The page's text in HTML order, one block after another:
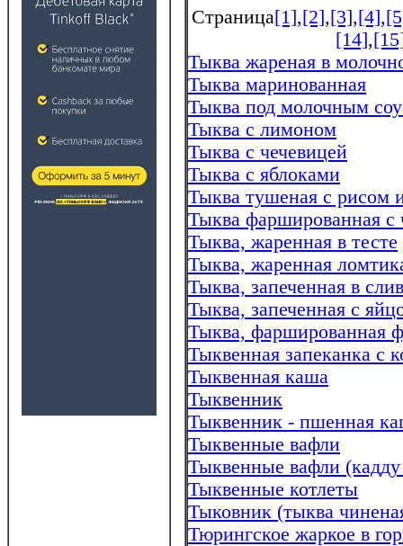
Страница[1],[2],[3],[4],
[14],
Тыква жареная в
Тыква маринованная
Тыква под молочным
Тыква с лимоном
Тыква с чечевицей
Тыква с яблоками
Тыква тушеная с рисом
Тыква фаршированная
Тыква, жаренная в тесте
Тыква, жаренная
Тыква, запеченная в
Тыква, запеченная с
Тыква, фаршированная
Тыквенная запеканка с
Тыквенная каша
Тыквенник
Тыквенник - пшенная
Тыквенные вафли
Тыквенные вафли
Тыквенные котлеты
Тыковник (тыква
Тюрингское жаркое в